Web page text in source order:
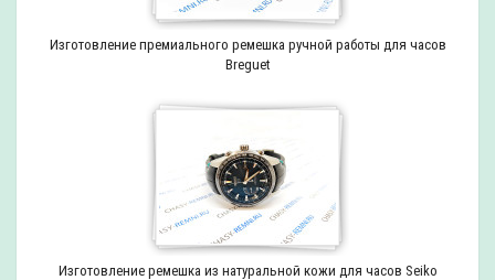
Изготовление премиального ремешка ручной работы для часов
Breguet
Изготовление ремешка из натуральной кожи для часов Seiko